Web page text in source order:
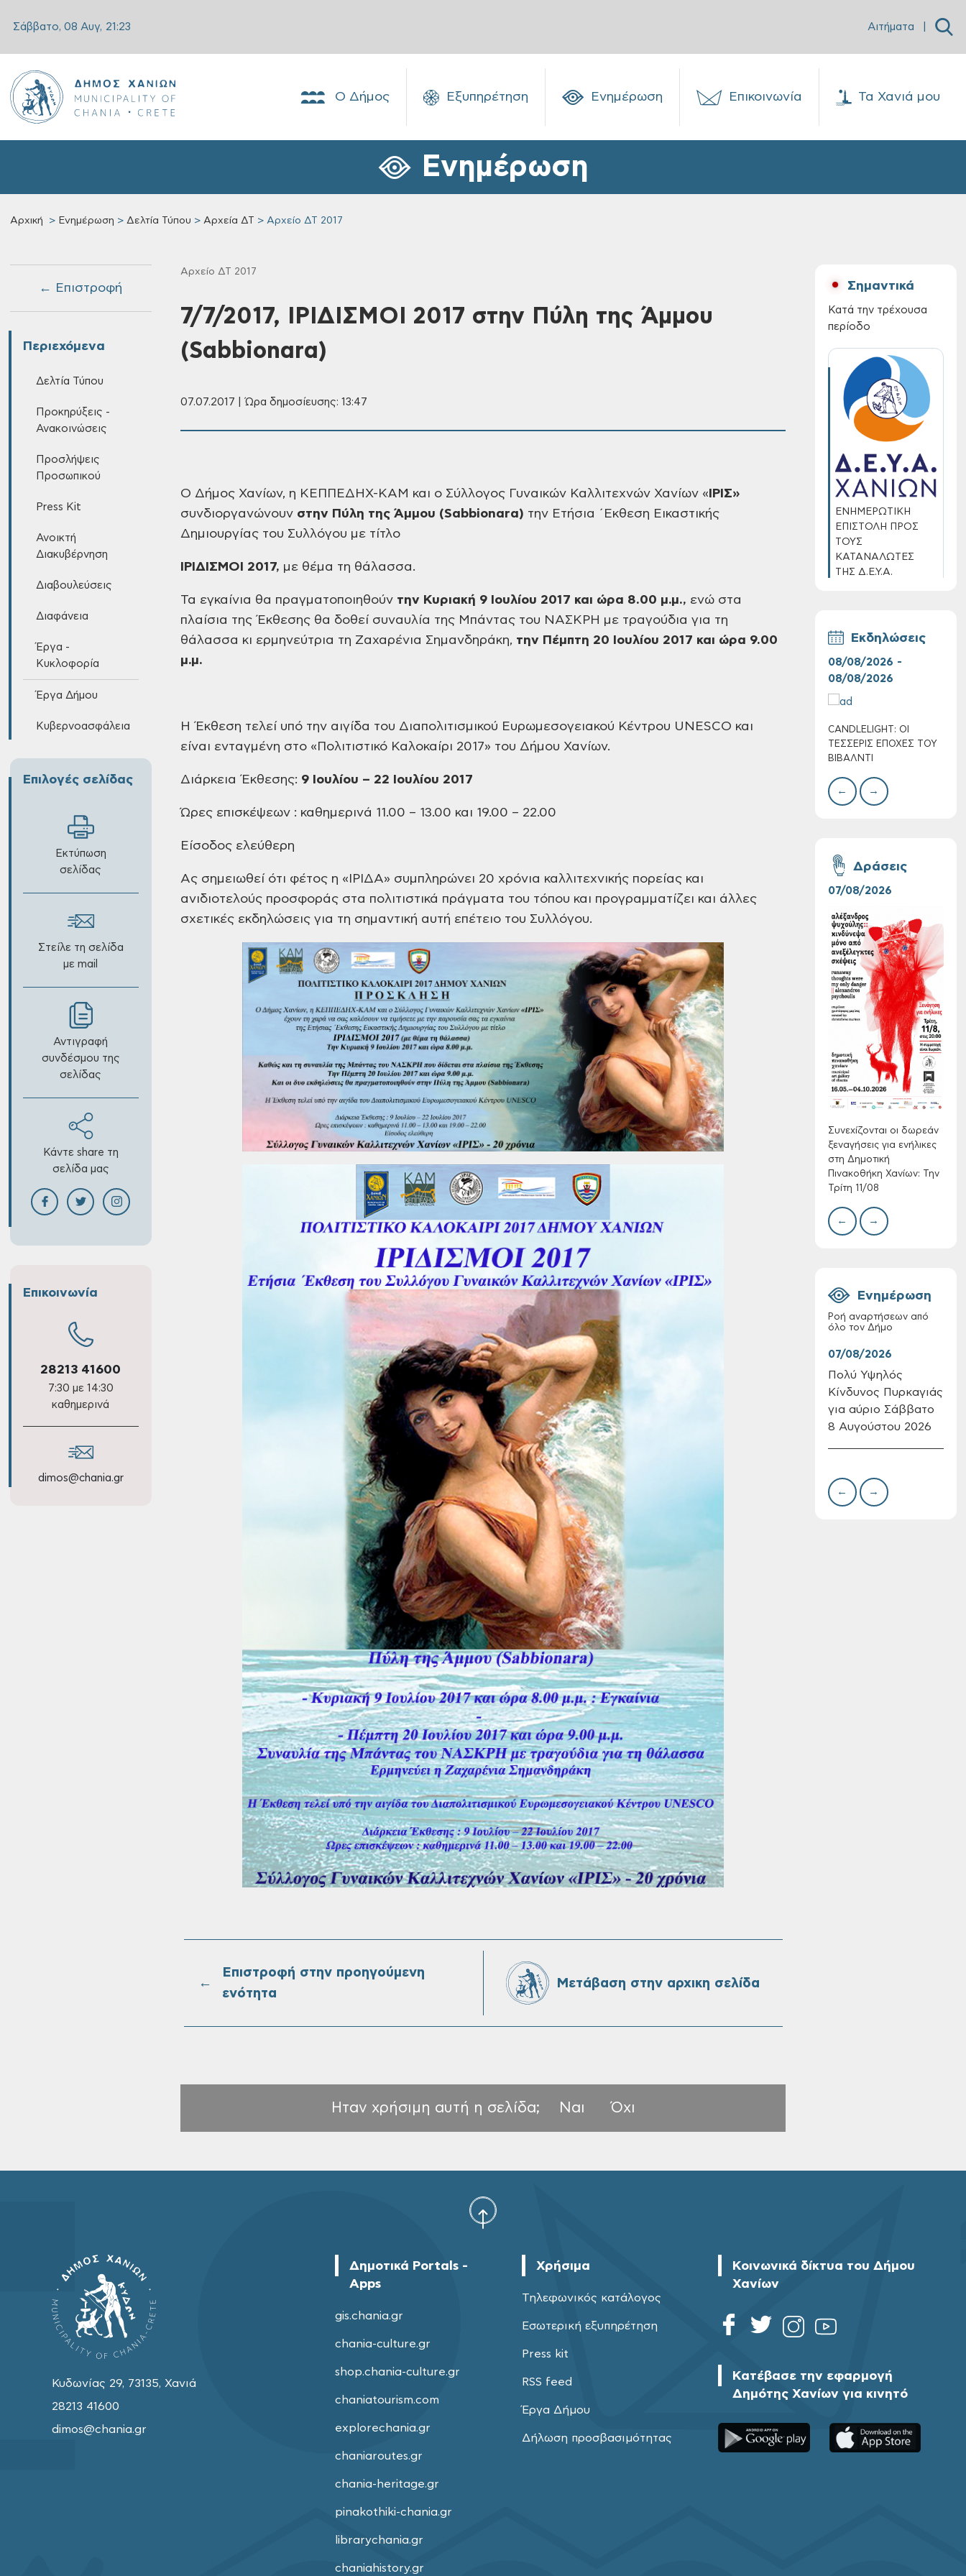
Σάββατο, 08 Αυγ, 21:23 Αιτήματα
Ο Δήμος Εξυπηρέτηση Ενημέρωση Επικοινωνία Τα Χανιά μου
Ενημέρωση
Αρχική Ενημέρωση Δελτία Τύπου Αρχεία ΔΤ Αρχείο ΔΤ 2017
← Επιστροφή
Περιεχόμενα
Δελτία Τύπου
Προκηρύξεις -
Ανακοινώσεις
Προσλήψεις
Προσωπικού
Press Kit
Ανοικτή
Διακυβέρνηση
Διαβουλεύσεις
Διαφάνεια
Έργα -
Κυκλοφορία
Έργα Δήμου
Κυβερνοασφάλεια
Επιλογές σελίδας
Εκτύπωση
σελίδας
Στείλε τη σελίδα
με mail
Αντιγραφή
συνδέσμου της
σελίδας
Κάντε share τη
σελίδα μας
Επικοινωνία
28213 41600
7:30 με 14:30
καθημερινά
dimos@chania.gr
Αρχείο ΔΤ 2017
7/7/2017, ΙΡΙΔΙΣΜΟΙ 2017 στην Πύλη της Άμμου
(Sabbionara)
07.07.2017 | Ώρα δημοσίευσης: 13:47
Ο Δήμος Χανίων, η ΚΕΠΠΕΔΗΧ-ΚΑΜ και ο Σύλλογος Γυναικών Καλλιτεχνών Χανίων « ΙΡΙΣ»
συνδιοργανώνουν στην Πύλη της Άμμου (Sabbionara) την Ετήσια ΄Εκθεση Εικαστικής
Δημιουργίας του Συλλόγου με τίτλο
ΙΡΙΔΙΣΜΟΙ 2017, με θέμα τη θάλασσα.
Τα εγκαίνια θα πραγματοποιηθούν την Κυριακή 9 Ιουλίου 2017 και ώρα 8.00 μ.μ., ενώ στα
πλαίσια της Έκθεσης θα δοθεί συναυλία της Μπάντας του ΝΑΣΚΡΗ με τραγούδια για τη
θάλασσα κι ερμηνεύτρια τη Ζαχαρένια Σημανδηράκη, την Πέμπτη 20 Ιουλίου 2017 και ώρα 9.00
μ.μ.
Η Έκθεση τελεί υπό την αιγίδα του Διαπολιτισμικού Ευρωμεσογειακού Κέντρου UNESCO και
είναι ενταγμένη στο «Πολιτιστικό Καλοκαίρι 2017» του Δήμου Χανίων.
Διάρκεια Έκθεσης: 9 Ιουλίου – 22 Ιουλίου 2017
Ώρες επισκέψεων : καθημερινά 11.00 – 13.00 και 19.00 – 22.00
Είσοδος ελεύθερη
Ας σημειωθεί ότι φέτος η «ΙΡΙΔΑ» συμπληρώνει 20 χρόνια καλλιτεχνικής πορείας και
ανιδιοτελούς προσφοράς στα πολιτιστικά πράγματα του τόπου και προγραμματίζει και άλλες
σχετικές εκδηλώσεις για τη σημαντική αυτή επέτειο του Συλλόγου.
Σημαντικά
Κατά την τρέχουσα
περίοδο
ΕΝΗΜΕΡΩΤΙΚΗ
ΕΠΙΣΤΟΛΗ ΠΡΟΣ
ΤΟΥΣ
ΚΑΤΑΝΑΛΩΤΕΣ
ΤΗΣ Δ.Ε.Υ.Α.
Πολύ Υψηλός
Κίνδυνος Πυρκαγιάς
Αυγούστου 2026
Συνεχίζονται οι
δωρεάν ξεναγήσεις
για ενήλικες στη
Δημοτική
Πινακοθήκη Χανίων:
Την Τρίτη 11/08
Τακτική συνεδρίαση
Επαναλειτουργία
του συστήματος
SeaTrac στην
Εκδηλώσεις
08/08/2026 -
08/08/2026
CANDLELIGHT: ΟΙ
ΤΕΣΣΕΡΙΣ ΕΠΟΧΕΣ ΤΟΥ
ΒΙΒΑΛΝΤΙ
← →
Δράσεις
07/08/2026
Συνεχίζονται οι δωρεάν
ξεναγήσεις για ενήλικες
στη Δημοτική
Πινακοθήκη Χανίων: Την
Τρίτη 11/08
← →
Ενημέρωση
Ροή αναρτήσεων από
όλο τον Δήμο
07/08/2026
Πολύ Υψηλός
Κίνδυνος Πυρκαγιάς
για αύριο Σάββατο
8 Αυγούστου 2026
← →
←
Επιστροφή στην προηγούμενη
ενότητα
Μετάβαση στην αρχικη σελίδα
Ηταν χρήσιμη αυτή η σελίδα; Ναι Όχι
Κυδωνίας 29, 73135, Χανιά
28213 41600
dimos@chania.gr
Δημοτικά Portals -
Apps
gis.chania.gr
chania-culture.gr
shop.chania-culture.gr
chaniatourism.com
explorechania.gr
chaniaroutes.gr
chania-heritage.gr
pinakothiki-chania.gr
librarychania.gr
chaniahistory.gr
Χρήσιμα
Τηλεφωνικός κατάλογος
Εσωτερική εξυπηρέτηση
Press kit
RSS feed
Έργα Δήμου
Δήλωση προσβασιμότητας
Κοινωνικά δίκτυα του Δήμου
Χανίων
Κατέβασε την εφαρμογή
Δημότης Χανίων για κινητό